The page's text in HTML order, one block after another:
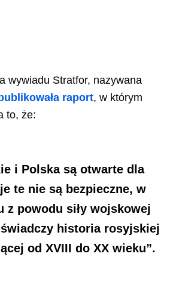
wywiadu Stratfor, nazywana
raport, w którym
to, że:
i Polska są otwarte dla
te nie są bezpieczne, w
z powodu siły wojskowej
historia rosyjskiej
od XVIII do XX wieku”.